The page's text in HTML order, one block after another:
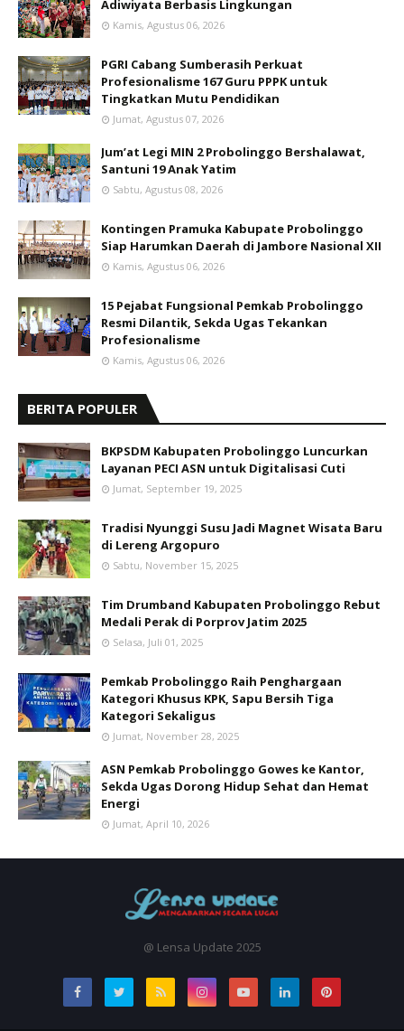
Adiwiyata Berbasis Lingkungan
Kamis, Agustus 06, 2026
PGRI Cabang Sumberasih Perkuat
Profesionalisme 167 Guru PPPK untuk
Tingkatkan Mutu Pendidikan
Jumat, Agustus 07, 2026
Jum’at Legi MIN 2 Probolinggo Bershalawat,
Santuni 19 Anak Yatim
Sabtu, Agustus 08, 2026
Kontingen Pramuka Kabupate Probolinggo
Siap Harumkan Daerah di Jambore Nasional XII
Kamis, Agustus 06, 2026
15 Pejabat Fungsional Pemkab Probolinggo
Resmi Dilantik, Sekda Ugas Tekankan
Profesionalisme
Kamis, Agustus 06, 2026
BERITA POPULER
BKPSDM Kabupaten Probolinggo Luncurkan
Layanan PECI ASN untuk Digitalisasi Cuti
Jumat, September 19, 2025
Tradisi Nyunggi Susu Jadi Magnet Wisata Baru
di Lereng Argopuro
Sabtu, November 15, 2025
Tim Drumband Kabupaten Probolinggo Rebut
Medali Perak di Porprov Jatim 2025
Selasa, Juli 01, 2025
Pemkab Probolinggo Raih Penghargaan
Kategori Khusus KPK, Sapu Bersih Tiga
Kategori Sekaligus
Jumat, November 28, 2025
ASN Pemkab Probolinggo Gowes ke Kantor,
Sekda Ugas Dorong Hidup Sehat dan Hemat
Energi
Jumat, April 10, 2026
@ Lensa Update 2025